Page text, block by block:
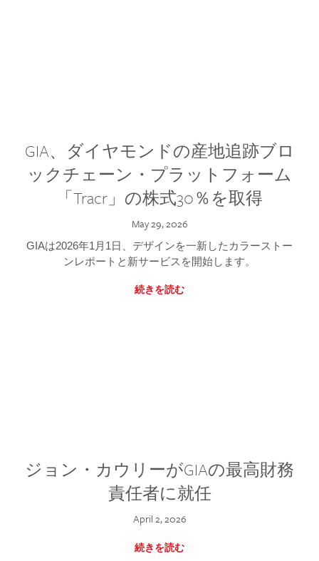
GIA、ダイヤモンドの産地追跡ブロ
ックチェーン・プラットフォーム
「Tracr」の株式30％を取得
May 29, 2026
GIAは2026年1月1日、デザインを一新したカラーストー
ンレポートと新サービスを開始します。
続きを読む
ジョン・カウリーがGIAの最高財務
責任者に就任
April 2, 2026
続きを読む